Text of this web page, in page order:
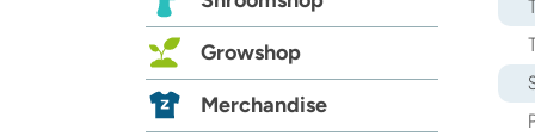
GeneSeeds
G13 Labs
Grass-O-Matic
Growshop
Merchandise